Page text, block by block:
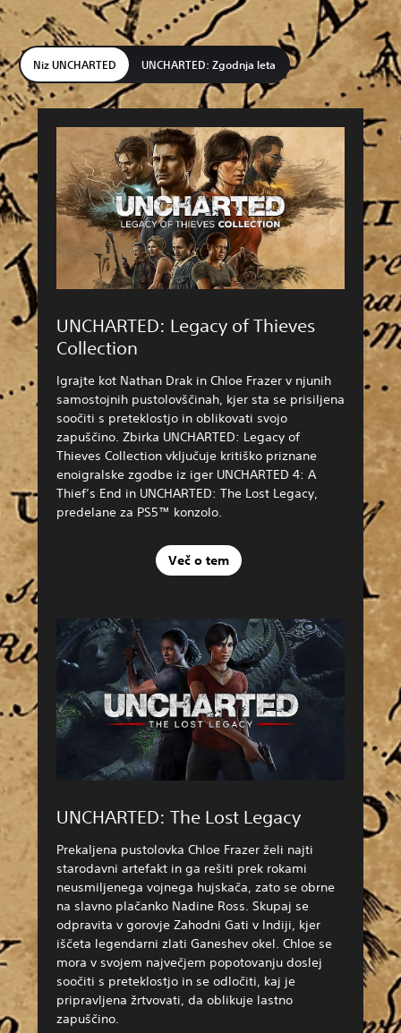
Niz UNCHARTED UNCHARTED: Zgodnja leta
UNCHARTED: Legacy of Thieves
Collection
Igrajte kot Nathan Drak in Chloe Frazer v njunih
samostojnih pustolovščinah, kjer sta se prisiljena
soočiti s preteklostjo in oblikovati svojo
zapuščino. Zbirka UNCHARTED: Legacy of
Thieves Collection vključuje kritiško priznane
enoigralske zgodbe iz iger UNCHARTED 4: A
Thief’s End in UNCHARTED: The Lost Legacy,
predelane za PS5™ konzolo.
Več o tem
UNCHARTED: The Lost Legacy
Prekaljena pustolovka Chloe Frazer želi najti
starodavni artefakt in ga rešiti prek rokami
neusmiljenega vojnega hujskača, zato se obrne
na slavno plačanko Nadine Ross. Skupaj se
odpravita v gorovje Zahodni Gati v Indiji, kjer
iščeta legendarni zlati Ganeshev okel. Chloe se
mora v svojem največjem popotovanju doslej
soočiti s preteklostjo in se odločiti, kaj je
pripravljena žrtvovati, da oblikuje lastno
zapuščino.